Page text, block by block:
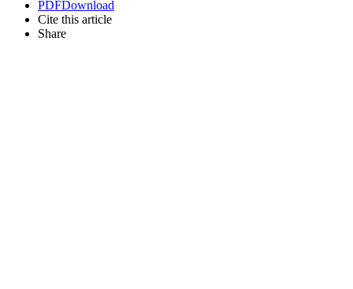
PDFDownload
Cite this article
Share